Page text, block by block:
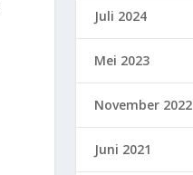
Juli 2024
Mei 2023
November 2022
Juni 2021